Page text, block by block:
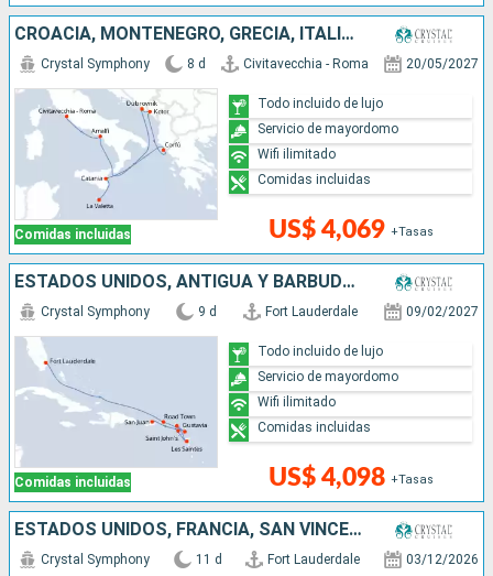
CROACIA, MONTENEGRO, GRECIA, ITALIA, MALTA
Comidas incluidas
Crystal Symphony 8 d Civitavecchia - Roma 20/05/2027
US$ 4,069 +Tasas
Todo incluido de lujo
Servicio de mayordomo
Wifi ilimitado
Comidas incluidas
ESTADOS UNIDOS, ANTIGUA Y BARBUDA, FRANCIA, PUERTO RICO
Comidas incluidas
Crystal Symphony 9 d Fort Lauderdale 09/02/2027
US$ 4,098 +Tasas
Todo incluido de lujo
Servicio de mayordomo
Wifi ilimitado
Comidas incluidas
ESTADOS UNIDOS, FRANCIA, SAN VINCENT Y LAS GRANADINAS, SANTA LUCIA, PUERTO RICO
Crystal Symphony 11 d Fort Lauderdale 03/12/2026